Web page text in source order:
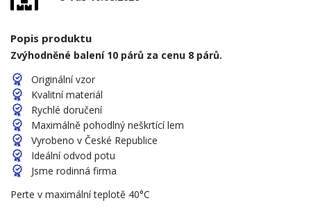
Popis produktu
Zvýhodněné balení 10 párů za cenu 8 párů.
Originální vzor
Kvalitní materiál
Rychlé doručení
Maximálně pohodlný neškrtící lem
Vyrobeno v České Republice
Ideální odvod potu
Jsme rodinná firma
Perte v maximální teplotě 40°C